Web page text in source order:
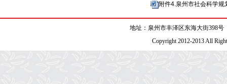
附件4.泉州市社会科学
地址：泉州市丰泽区东海大街398号
Copyright 2012-2013 All